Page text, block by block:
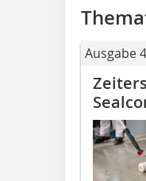
Ausgabe